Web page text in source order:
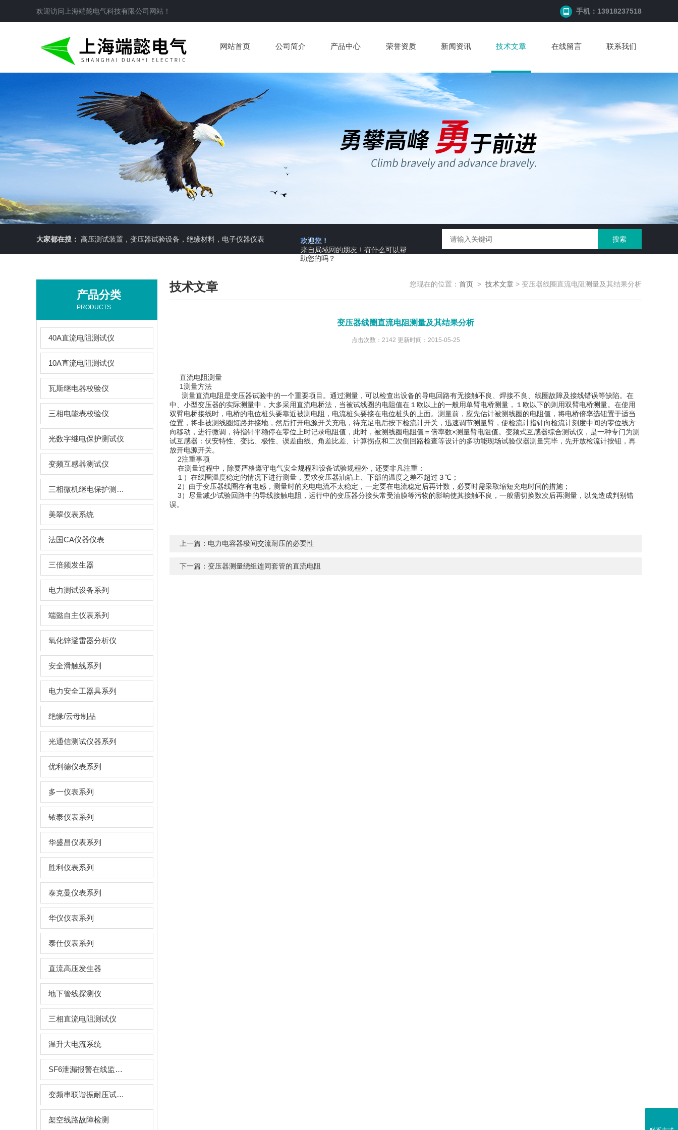
欢迎您！
来自局域网的朋友！有什么可以帮
助您的吗？
欢迎访问 上海端懿电气科技有限公司 网站！ 手机：13918237518
网站首页 公司简介 产品中心 荣誉资质 新闻资讯 技术文章 在线留言 联系我们
大家都在搜： 高压测试装置，变压器试验设备，绝缘材料，电子仪器仪表
产品分类
PRODUCTS
40A直流电阻测试仪
10A直流电阻测试仪
瓦斯继电器校验仪
三相电能表校验仪
光数字继电保护测试仪
变频互感器测试仪
三相微机继电保护测试仪
美翠仪表系统
法国CA仪器仪表
三倍频发生器
电力测试设备系列
端懿自主仪表系列
氧化锌避雷器分析仪
安全滑触线系列
电力安全工器具系列
绝缘/云母制品
光通信测试仪器系列
优利德仪表系列
多一仪表系列
铱泰仪表系列
华盛昌仪表系列
胜利仪表系列
泰克曼仪表系列
华仪仪表系列
泰仕仪表系列
直流高压发生器
地下管线探测仪
三相直流电阻测试仪
温升大电流系统
SF6泄漏报警在线监测系统
变频串联谐振耐压试验装置
架空线路故障检测
技术文章 您现在的位置： 首页 > 技术文章 > 变压器线圈直流电阻测量及其结果分析
变压器线圈直流电阻测量及其结果分析
点击次数：2142 更新时间：2015-05-25
直流电阻测量
1测量方法
测量直流电阻是变压器试验中的一个重要项目。通过测量，可以检查出设备的导电回路有无接触不良、焊接不良、线圈故障及接线错误等缺陷。在
中、小型变压器的实际测量中，大多采用直流电桥法，当被试线圈的电阻值在１欧以上的一般用单臂电桥测量，１欧以下的则用双臂电桥测量。在使用
双臂电桥接线时，电桥的电位桩头要靠近被测电阻，电流桩头要接在电位桩头的上面。测量前，应先估计被测线圈的电阻值，将电桥倍率选钮置于适当
位置，将非被测线圈短路并接地，然后打开电源开关充电，待充足电后按下检流计开关，迅速调节测量臂，使检流计指针向检流计刻度中间的零位线方
向移动，进行微调，待指针平稳停在零位上时记录电阻值，此时，被测线圈电阻值＝倍率数×测量臂电阻值。变频式互感器综合测试仪，是一种专门为测
试互感器：伏安特性、变比、极性、误差曲线、角差比差、计算拐点和二次侧回路检查等设计的多功能现场试验仪器测量完毕，先开放检流计按钮，再
放开电源开关。
2注重事项
在测量过程中，除要严格遵守电气安全规程和设备试验规程外，还要非凡注重：
１）在线圈温度稳定的情况下进行测量，要求变压器油箱上、下部的温度之差不超过３℃；
2）由于变压器线圈存有电感，测量时的充电电流不太稳定，一定要在电流稳定后再计数，必要时需采取缩短充电时间的措施；
3）尽量减少试验回路中的导线接触电阻，运行中的变压器分接头常受油膜等污物的影响使其接触不良，一般需切换数次后再测量，以免造成判别错
误。
上一篇： 电力电容器极间交流耐压的必要性
下一篇： 变压器测量绕组连同套管的直流电阻